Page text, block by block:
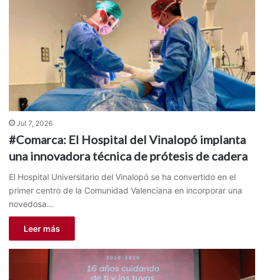
Jul 7, 2026
#Comarca: El Hospital del Vinalopó implanta
una innovadora técnica de prótesis de cadera
El Hospital Universitario del Vinalopó se ha convertido en el
primer centro de la Comunidad Valenciana en incorporar una
novedosa…
Leer más